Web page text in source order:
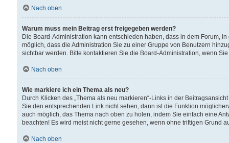
Nach oben
Warum muss mein Beitrag erst freigegeben werden?
Die Board-Administration kann entschieden haben, dass in dem Forum,
möglich, dass die Administration Sie zu einer Gruppe von Benutzern
sichtbar werden. Bitte kontaktieren Sie die Board-Administration, wenn
Nach oben
Wie markiere ich ein Thema als neu?
Durch Klicken des „Thema als neu markieren“-Links in der
Sie den entsprechenden Link nicht sehen, dann ist die Funktion
auch möglich, das Thema nach oben zu holen, indem Sie einfach eine
beachten! Es wird meist nicht gerne gesehen, wenn ohne triftigen Grund
Nach oben